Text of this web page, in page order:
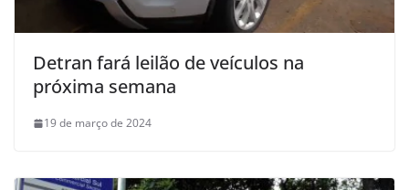
Detran fará leilão de veículos na
próxima semana
19 de março de 2024